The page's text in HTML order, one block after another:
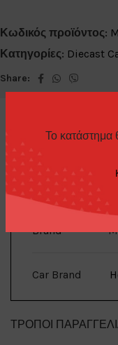
Το κατάστημα
Κωδικός προϊόντος:
Κατηγορίες: Diecast
Share:
ΕΠΙΠΛΈΟΝ
Brand
Car Brand
ΤΡΌΠΟΙ